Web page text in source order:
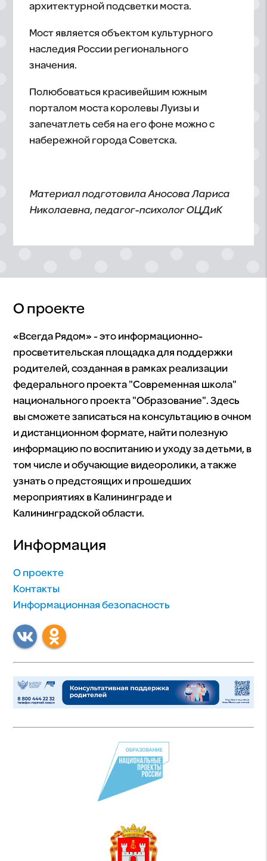
архитектурной подсветки моста.
Мост является объектом культурного
наследия России регионального
значения.
Полюбоваться красивейшим южным
порталом моста королевы Луизы и
запечатлеть себя на его фоне можно с
набережной города Советска.
Материал подготовила Аносова Лариса
Николаевна, педагог-психолог ОЦДиК
О проекте
«Всегда Рядом» - это информационно-
просветительская площадка для поддержки
родителей, созданная в рамках реализации
федерального проекта "Современная школа"
национального проекта "Образование". Здесь
вы сможете записаться на консультацию в очном
и дистанционном формате, найти полезную
информацию по воспитанию и уходу за детьми, в
том числе и обучающие видеоролики, а также
узнать о предстоящих и прошедших
мероприятиях в Калининграде и
Калининградской области.
Информация
О проекте
Контакты
Информационная безопасность